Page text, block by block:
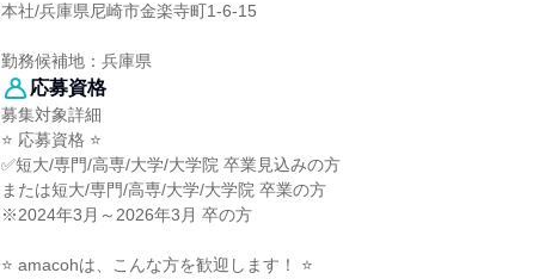
本社/兵庫県尼崎市金楽寺町1-6-15
勤務候補地：兵庫県
応募資格
募集対象詳細
⭐ 応募資格 ⭐
✅短大/専門/高専/大学/大学院 卒業見込みの方
または短大/専門/高専/大学/大学院 卒業の方
※2024年3月～2026年3月 卒の方
⭐ amacohは、こんな方を歓迎します！ ⭐